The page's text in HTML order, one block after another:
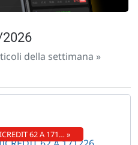
della settimana »
62 A 171… »